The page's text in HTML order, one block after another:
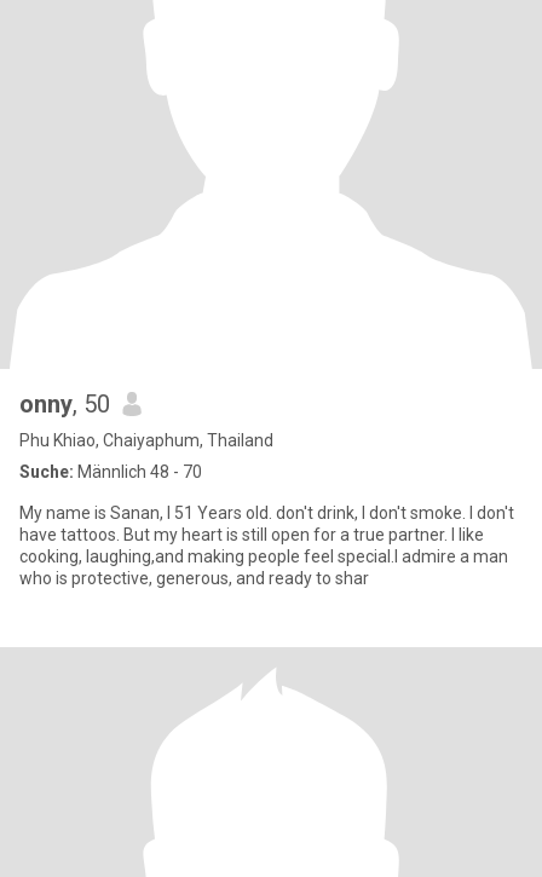
onny, 50
Phu Khiao, Chaiyaphum, Thailand
Suche: Männlich 48 - 70
My name is Sanan, I 51 Years old. don't drink, I don't smoke. I don't
have tattoos. But my heart is still open for a true partner. I like
cooking, laughing,and making people feel special.I admire a man
who is protective, generous, and ready to shar